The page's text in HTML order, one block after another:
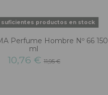
suficientes productos en stock
Perfume Hombre Nº 66 150
ml
10,76 € 11,95 €